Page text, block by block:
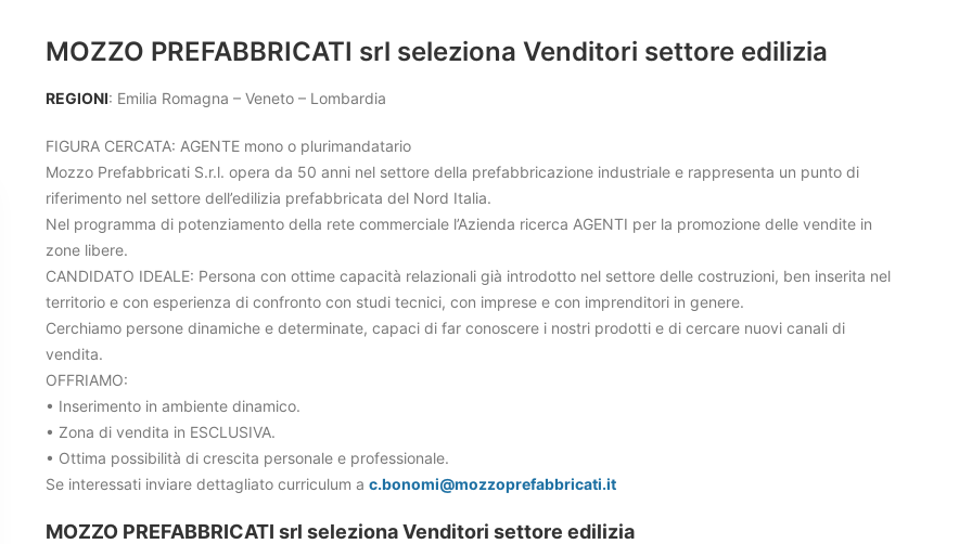
MOZZO PREFABBRICATI srl seleziona Venditori settore edilizia
REGIONI: Emilia Romagna – Veneto – Lombardia
FIGURA CERCATA: AGENTE mono o plurimandatario
Mozzo Prefabbricati S.r.l. opera da 50 anni nel settore della prefabbricazione industriale e rappresenta un punto di
riferimento nel settore dell’edilizia prefabbricata del Nord Italia.
Nel programma di potenziamento della rete commerciale l’Azienda ricerca AGENTI per la promozione delle vendite in
zone libere.
CANDIDATO IDEALE: Persona con ottime capacità relazionali già introdotto nel settore delle costruzioni, ben inserita nel
territorio e con esperienza di confronto con studi tecnici, con imprese e con imprenditori in genere.
Cerchiamo persone dinamiche e determinate, capaci di far conoscere i nostri prodotti e di cercare nuovi canali di
vendita.
OFFRIAMO:
• Inserimento in ambiente dinamico.
• Zona di vendita in ESCLUSIVA.
• Ottima possibilità di crescita personale e professionale.
Se interessati inviare dettagliato curriculum a c.bonomi@mozzoprefabbricati.it
MOZZO PREFABBRICATI srl seleziona Venditori settore edilizia